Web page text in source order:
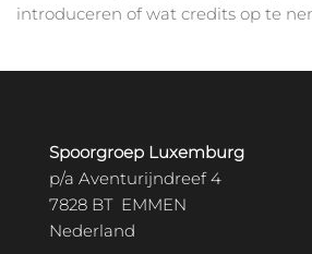
introduceren of wat credits op te
Spoorgroep Luxemburg
p/a Aventurijndreef 4
7828 BT EMMEN
Nederland